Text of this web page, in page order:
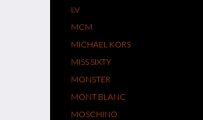
LV
MCM
MICHAEL KORS
MISS SIXTY
MONSTER
MONT BLANC
MOSCHINO